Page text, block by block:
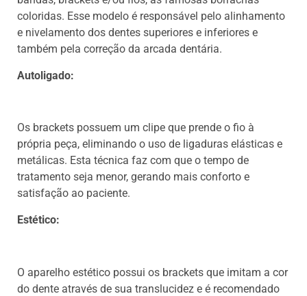
coloridas. Esse modelo é responsável pelo alinhamento
e nivelamento dos dentes superiores e inferiores e
também pela correção da arcada dentária.
Autoligado:
Os brackets possuem um clipe que prende o fio à
própria peça, eliminando o uso de ligaduras elásticas e
metálicas. Esta técnica faz com que o tempo de
tratamento seja menor, gerando mais conforto e
satisfação ao paciente.
Estético:
O aparelho estético possui os brackets que imitam a cor
do dente através de sua translucidez e é recomendado